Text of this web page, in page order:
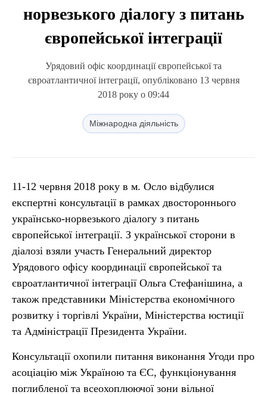
норвезького діалогу з питань
європейської інтеграції
Урядовий офіс координації європейської та
євроатлантичної інтеграції, опубліковано 13 червня
2018 року о 09:44
Міжнародна діяльність
11-12 червня 2018 року в м. Осло відбулися
експертні консультації в рамках двостороннього
українсько-норвезького діалогу з питань
європейської інтеграції. З української сторони в
діалозі взяли участь Генеральний директор
Урядового офісу координації європейської та
євроатлантичної інтеграції Ольга Стефанішина, а
також представники Міністерства економічного
розвитку і торгівлі України, Міністерства юстиції
та Адміністрації Президента України.
Консультації охопили питання виконання Угоди про
асоціацію між Україною та ЄС, функціонування
поглибленої та всеохоплюючої зони вільної